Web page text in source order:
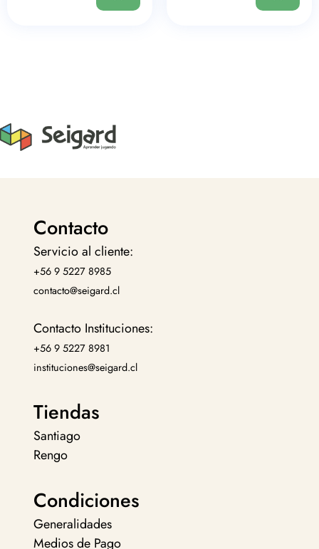
Contacto
Servicio al cliente:
+56 9 5227 8985
contacto@seigard.cl
Contacto Instituciones:
+56 9 5227 8981
instituciones@seigard.cl
Tiendas
Santiago
Rengo
Condiciones
Generalidades
Medios de Pago